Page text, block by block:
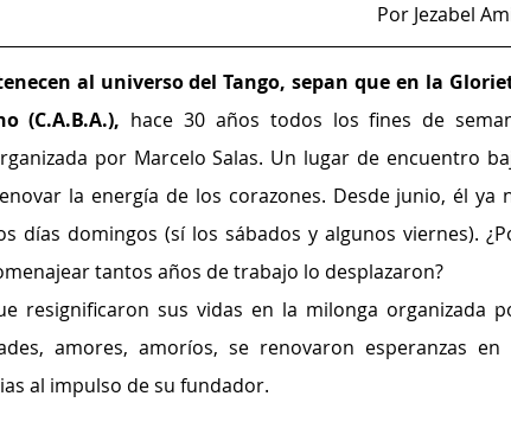
Por Jezabel
al universo del Tango, sepan que en la
(C.A.B.A.), hace 30 años todos los fines de
por Marcelo Salas. Un lugar de encuentro
la energía de los corazones. Desde junio, él ya
días domingos (sí los sábados y algunos viernes).
tantos años de trabajo lo desplazaron?
resignificaron sus vidas en la milonga organizada
amores, amoríos, se renovaron esperanzas en
al impulso de su fundador.